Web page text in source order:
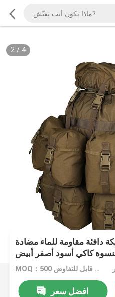
2/ 4
دافئة مقاومة للماء مضادة
كاكي أسود أصفر أبيض
MOQ：500 مجموعات قابل للتفاوض
افضل سعر